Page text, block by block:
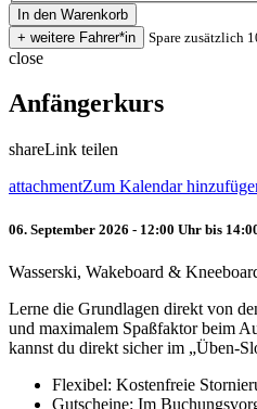
Spare zusätzlich
close
Anfängerkurs
shareLink teilen
attachmentZum Kalendar
06. September 2026 - 12:00 Uhr bis
Wasserski, Wakeboard &
Lerne die Grundlagen direkt von
und maximalem Spaßfaktor beim
kannst du direkt sicher im „Üben-
Flexibel: Kostenfreie
Gutscheine: Im